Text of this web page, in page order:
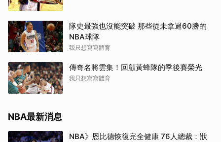
隊史最強也沒能突破 那些從未拿過60勝的
NBA球隊
我只想寫寫體育
傳奇名將雲集！回顧黃蜂隊的季後賽榮光
我只想寫寫體育
NBA最新消息
NBA》恩比德恢復完全健康 76人總裁：狀